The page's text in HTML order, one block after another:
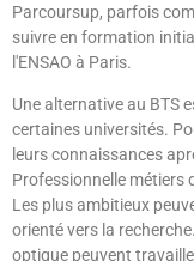
Parcoursup, parfois
suivre en formation
l'ENSAO à Paris.
Une alternative au BTS
certaines universités.
leurs connaissances
Professionnelle métiers
Les plus ambitieux
orienté vers la
optique peuvent